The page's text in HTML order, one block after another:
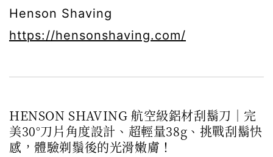
Henson Shaving
https://hensonshaving.com/
HENSON SHAVING 航空級鋁材刮鬍刀｜完
美30°刀片角度設計、超輕量38g、挑戰刮鬍快
感，體驗剃鬚後的光滑嫩膚！